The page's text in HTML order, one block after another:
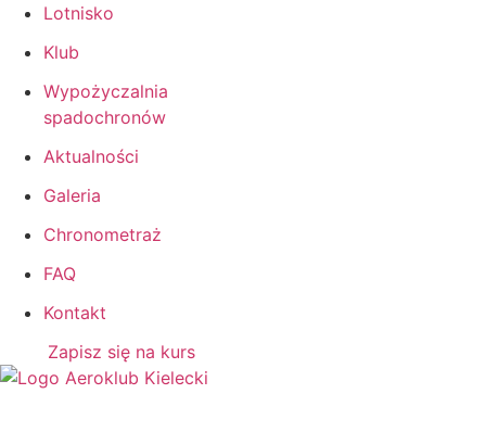
Lotnisko
Klub
Wypożyczalnia
spadochronów
Aktualności
Galeria
Chronometraż
FAQ
Kontakt
Zapisz się na kurs